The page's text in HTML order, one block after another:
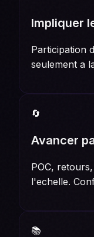
Impliquer
Participation
seulement a
🔄
Avancer
POC,
l'echelle.
📚